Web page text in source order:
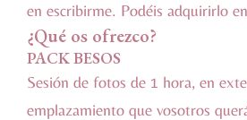
en escribirme. Podéis adquirirlo
¿Qué os ofrezco?
PACK BESOS
Sesión de fotos de 1 hora, en
emplazamiento que vosotros